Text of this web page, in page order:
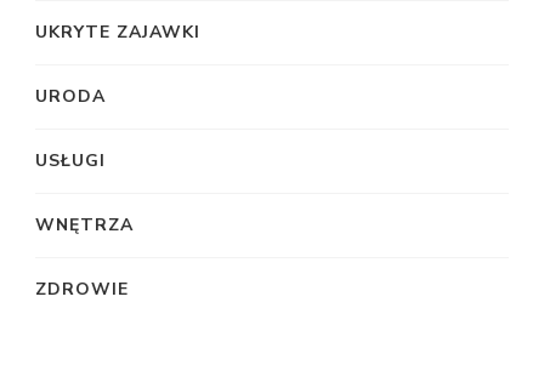
UKRYTE ZAJAWKI
URODA
USŁUGI
WNĘTRZA
ZDROWIE